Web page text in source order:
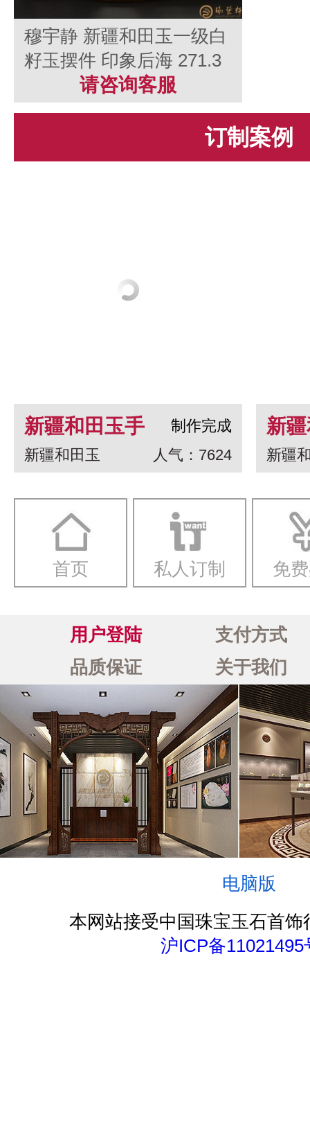
穆宇静 新疆和田玉一级白
籽玉摆件 印象后海 271.3
请咨询客服
订制案例
新疆和田玉手
串 龙生九子
制作完成
新疆和田玉
人气：7624
新
白
一
新疆
首页 私人订制 免
用户登陆
支付方式
品质保证
关于我们
电脑版
本网站接受中国珠宝玉石首饰
沪ICP备11021495